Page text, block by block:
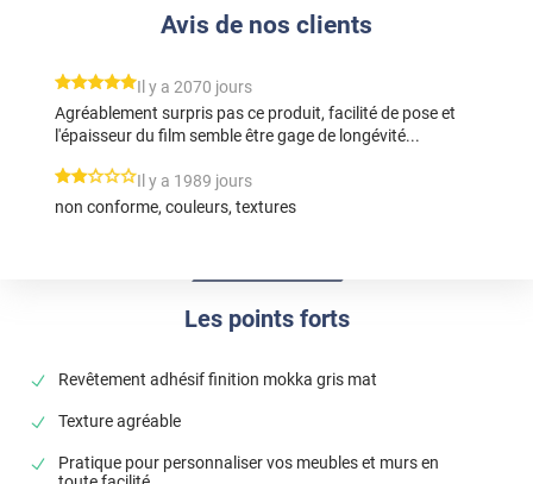
Les points forts
Revêtement adhésif finition mokka gris mat
Texture agréable
Pratique pour personnaliser vos meubles et murs en
Avis de nos clients
*****
Il y a 2070 jours
Agréablement surpris pas ce produit, facilité de pose et
l'épaisseur du film semble être gage de longévité...
*****
Il y a 1989 jours
non conforme, couleurs, textures